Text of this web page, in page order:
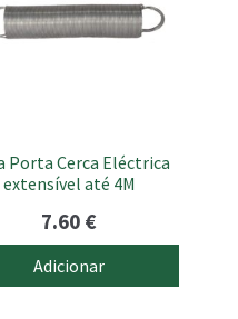
Porta Cerca Eléctrica
extensível até 4M
7.60 €
Adicionar